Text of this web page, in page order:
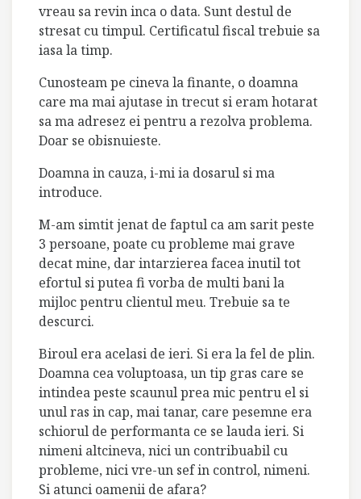
vreau sa revin inca o data. Sunt destul de
stresat cu timpul. Certificatul fiscal trebuie sa
iasa la timp.
Cunosteam pe cineva la finante, o doamna
care ma mai ajutase in trecut si eram hotarat
sa ma adresez ei pentru a rezolva problema.
Doar se obisnuieste.
Doamna in cauza, i-mi ia dosarul si ma
introduce.
M-am simtit jenat de faptul ca am sarit peste
3 persoane, poate cu probleme mai grave
decat mine, dar intarzierea facea inutil tot
efortul si putea fi vorba de multi bani la
mijloc pentru clientul meu. Trebuie sa te
descurci.
Biroul era acelasi de ieri. Si era la fel de plin.
Doamna cea voluptoasa, un tip gras care se
intindea peste scaunul prea mic pentru el si
unul ras in cap, mai tanar, care pesemne era
schiorul de performanta ce se lauda ieri. Si
nimeni altcineva, nici un contribuabil cu
probleme, nici vre-un sef in control, nimeni.
Si atunci oamenii de afara?